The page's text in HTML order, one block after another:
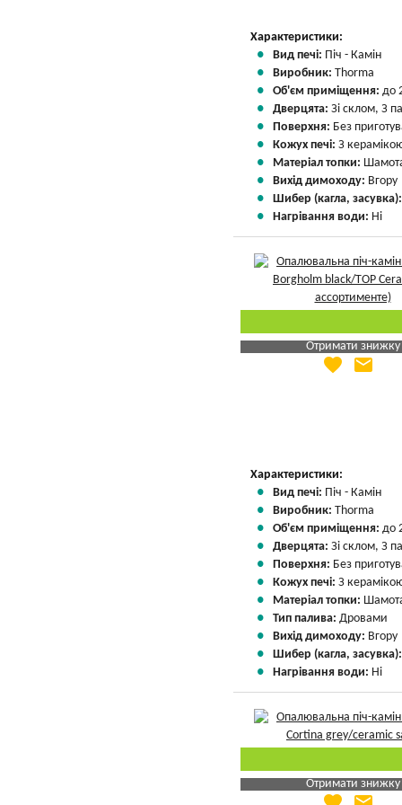
Характеристики:
Вид печі: Піч - Камін
Виробник: Thorma
Об'єм приміщення: до
Дверцята: Зі склом, З
Поверхня: Без
Кожух печі: З
Матеріал топки:
Вихід димоходу: Вгору
Шибер (кагла,
Нагрівання води: Ні
Отримати знижку
Яка Ваша ціна
favorite email
Характеристики:
Вид печі: Піч - Камін
Виробник: Thorma
Об'єм приміщення: до
Дверцята: Зі склом, З
Поверхня: Без
Кожух печі: З
Матеріал топки:
Тип палива: Дровами
Вихід димоходу: Вгору
Шибер (кагла,
Нагрівання води: Ні
Отримати знижку